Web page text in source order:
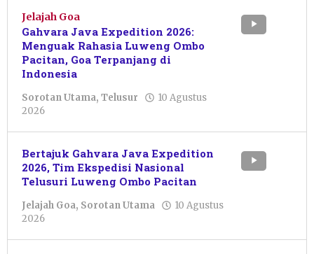
Jelajah Goa
Gahvara Java Expedition 2026:
Menguak Rahasia Luweng Ombo
Pacitan, Goa Terpanjang di
Indonesia
Sorotan Utama, Telusur
10 Agustus
2026
Shalahuddin
Bertajuk Gahvara Java Expedition
2026, Tim Ekspedisi Nasional
Telusuri Luweng Ombo Pacitan
Jelajah Goa, Sorotan Utama
10 Agustus
2026
Shalahuddin